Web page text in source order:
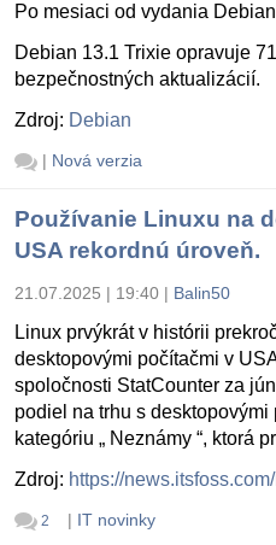
Po mesiaci od vydania
Debian 13.1 Trixie opravuje
bezpečnostných aktualizácií.
Zdroj: Debian
| Nová verzia
Používanie Linuxu na
USA rekordnú úroveň.
21.07.2025 | 19:40 | Balin50
Linux prvýkrát v histórii
desktopovými počítačmi v
spoločnosti StatCounter za
podiel na trhu s desktopovými
kategóriu „ Neznámy “, ktorá
Zdroj: https://
2 | IT novinky